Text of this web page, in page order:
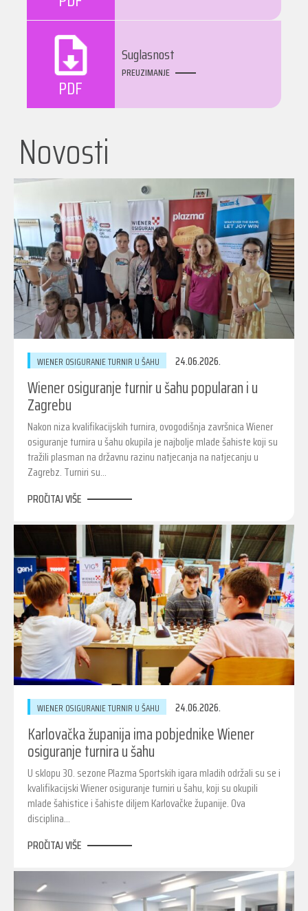
PDF
Suglasnost
PREUZIMANJE
Novosti
WIENER OSIGURANJE TURNIR U ŠAHU 24.06.2026.
Wiener osiguranje turnir u šahu popularan i u
Zagrebu
Nakon niza kvalifikacijskih turnira, ovogodišnja završnica Wiener
osiguranje turnira u šahu okupila je najbolje mlade šahiste koji su
tražili plasman na državnu razinu natjecanja na natjecanju u
Zagrebz. Turniri su…
PROČITAJ VIŠE
WIENER OSIGURANJE TURNIR U ŠAHU 24.06.2026.
Karlovačka županija ima pobjednike Wiener
osiguranje turnira u šahu
U sklopu 30. sezone Plazma Sportskih igara mladih održali su se i
kvalifikacijski Wiener osiguranje turniri u šahu, koji su okupili
mlade šahistice i šahiste diljem Karlovačke županije. Ova
disciplina…
PROČITAJ VIŠE